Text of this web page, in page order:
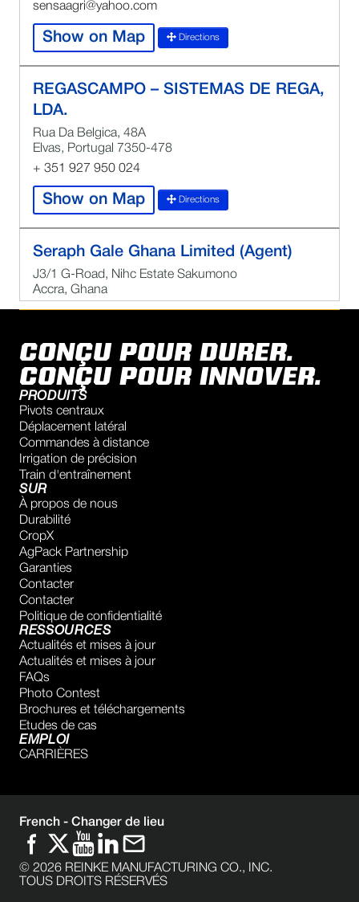
sensaagri@yahoo.com
Show on Map Directions
REGASCAMPO – SISTEMAS DE REGA,
LDA.
Rua Da Belgica, 48A
Elvas, Portugal 7350-478
+ 351 927 950 024
Show on Map Directions
Seraph Gale Ghana Limited (Agent)
J3/1 G-Road, Nihc Estate Sakumono
Accra, Ghana
0544262918
Show on Map Directions
MILLENIUM BENEFITS LLC
American West African Agro, Ltd, Kado Estate, Abuja,
NG
803-302-5366
jerry@wmnig.com
Show on Map
SAGUE
Carretera C-25 Km241.4 Campllong, Girona 17459
Spain
+34972463266
jordi@sague.net
Show on Map
CASELLA MACCHINE AGRICOLE
S.R.L.
29013 Carpaneto Piacentino - Piacenza - Italy
+39 0523 853911
info@casella.it
Show on Map Directions
CONÇU POUR DURER.
CONÇU POUR INNOVER.
PRODUITS
Pivots centraux
Déplacement latéral
Commandes à distance
Irrigation de précision
Train d'entraînement
SUR
À propos de nous
Durabilité
CropX
AgPack Partnership
Garanties
Contacter
Contacter
Politique de confidentialité
RESSOURCES
Actualités et mises à jour
Actualités et mises à jour
FAQs
Photo Contest
Brochures et téléchargements
Etudes de cas
EMPLOI
CARRIÈRES
© 2026 REINKE MANUFACTURING CO., INC.
TOUS DROITS RÉSERVÉS
French - Changer de lieu